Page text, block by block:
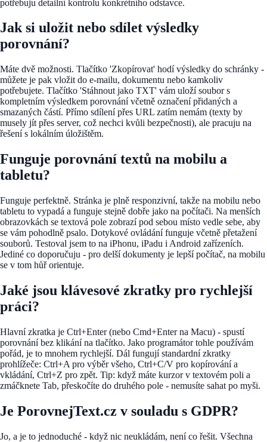
potřebuju detailní kontrolu konkrétního odstavce.
Jak si uložit nebo sdílet výsledky
porovnání?
Máte dvě možnosti. Tlačítko 'Zkopírovat' hodí výsledky do schránky -
můžete je pak vložit do e-mailu, dokumentu nebo kamkoliv
potřebujete. Tlačítko 'Stáhnout jako TXT' vám uloží soubor s
kompletním výsledkem porovnání včetně označení přidaných a
smazaných částí. Přímo sdílení přes URL zatím nemám (texty by
musely jít přes server, což nechci kvůli bezpečnosti), ale pracuju na
řešení s lokálním úložištěm.
Funguje porovnání textů na mobilu a
tabletu?
Funguje perfektně. Stránka je plně responzivní, takže na mobilu nebo
tabletu to vypadá a funguje stejně dobře jako na počítači. Na menších
obrazovkách se textová pole zobrazí pod sebou místo vedle sebe, aby
se vám pohodlně psalo. Dotykové ovládání funguje včetně přetažení
souborů. Testoval jsem to na iPhonu, iPadu i Android zařízeních.
Jediné co doporučuju - pro delší dokumenty je lepší počítač, na mobilu
se v tom hůř orientuje.
Jaké jsou klávesové zkratky pro rychlejší
práci?
Hlavní zkratka je Ctrl+Enter (nebo Cmd+Enter na Macu) - spustí
porovnání bez klikání na tlačítko. Jako programátor tohle používám
pořád, je to mnohem rychlejší. Dál fungují standardní zkratky
prohlížeče: Ctrl+A pro výběr všeho, Ctrl+C/V pro kopírování a
vkládání, Ctrl+Z pro zpět. Tip: když máte kurzor v textovém poli a
zmáčknete Tab, přeskočíte do druhého pole - nemusíte sahat po myši.
Je PorovnejText.cz v souladu s GDPR?
Jo, a je to jednoduché - když nic neukládám, není co řešit. Všechna